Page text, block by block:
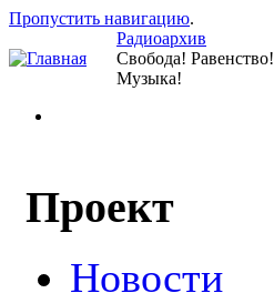
Пропустить навигацию.
Радиоархив
Свобода! Равенство!
Музыка!
Проект
Новости